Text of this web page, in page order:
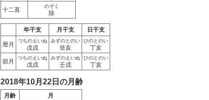
十二直
のぞく
除
年干支 月干支 日干支
暦月
つちのえいぬ
戊戌
みずのとのい
癸亥
ひのとのい
丁亥
節月
つちのえいぬ
戊戌
みずのえいぬ
壬戌
ひのとのい
丁亥
2018年10月22日の月齢
月齢 月